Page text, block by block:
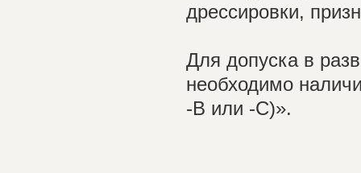
дрессировки,
Для допуска в
необходимо
-B или -C)».